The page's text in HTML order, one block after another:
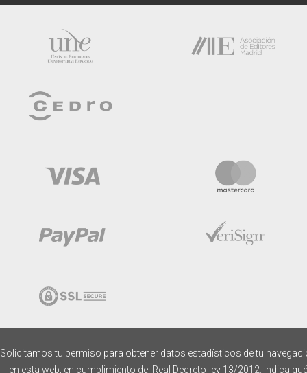
Solicitamos tu permiso para obtener datos estadísticos de tu
en esta web, en cumplimiento del Real Decreto-ley 13/2012. Indica qué